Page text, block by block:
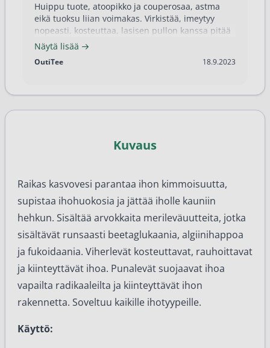
Huippu tuote, atoopikko ja couperosaa, astma
eikä tuoksu liian voimakas. Virkistää, imeytyy
nopeasti, kosteuttaa, lasisen pullon kanssa pitää
olla varovainen, ettei tipu.
Näytä lisää
OutiTee 18.9.2023
18.9.2023
Kuvaus
Raikas kasvovesi parantaa ihon kimmoisuutta,
supistaa ihohuokosia ja jättää iholle kauniin
hehkun. Sisältää arvokkaita merileväuutteita, jotka
sisältävät runsaasti beetaglukaania, algiinihappoa
ja fukoidaania. Viherlevät kosteuttavat, rauhoittavat
ja kiinteyttävät ihoa. Punalevät suojaavat ihoa
vapailta radikaaleilta ja kiinteyttävät ihon
rakennetta. Soveltuu kaikille ihotyypeille.
Käyttö: